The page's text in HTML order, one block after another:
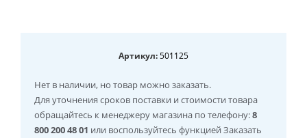
Артикул: 501125
Нет в наличии, но товар можно заказать.
Для уточнения сроков поставки и стоимости товара
обращайтесь к менеджеру магазина по телефону:8
800 200 48 01 или воспользуйтесь функцией Заказать